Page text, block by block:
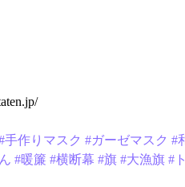
手作りマスク #ガーゼマスク #
#暖簾 #横断幕 #旗 #大漁旗 #